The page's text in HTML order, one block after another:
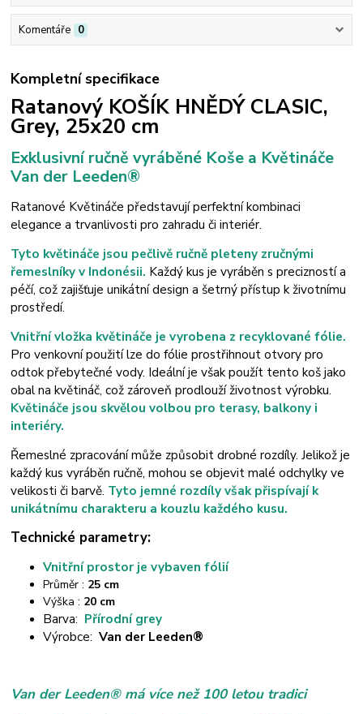
Komentáře 0
Kompletní specifikace
Ratanový KOŠÍK HNĚDÝ CLASIC,
Grey, 25x20 cm
Exklusivní ručně vyráběné Koše a Květináče
Van der Leeden®
Ratanové Květináče představují perfektní kombinaci
elegance a trvanlivostipro zahradu či interiér.
Tyto květináče jsou pečlivě ručně pleteny zručnými
řemeslníky v Indonésii. Každý kus je vyráběn s precizností a
péčí, což zajišťuje unikátní design a šetrný přístup k životnímu
prostředí.
Vnitřní vložka květináče je vyrobena z recyklované fólie.
Pro venkovní použití lze do fólie prostřihnout otvory pro
odtok přebytečné vody. Ideální je však použít tento koš jako
obal na květináč, což zároveň prodlouží životnost výrobku.
Květináče jsou skvělou volbou pro terasy, balkony i
interiéry.
Řemeslné zpracování může způsobit drobné rozdíly. Jelikož je
každý kus vyráběn ručně, mohou se objevit malé odchylky ve
velikosti či barvě. Tyto jemné rozdíly však přispívají k
unikátnímu charakteru a kouzlu každého kusu.
Technické parametry:
Vnitřní prostor je vybaven fólií
Průměr : 25 cm
Výška : 20 cm
Barva: Přírodní grey
Výrobce:Van der Leeden®
Van der Leeden® má více než 100 letou tradici